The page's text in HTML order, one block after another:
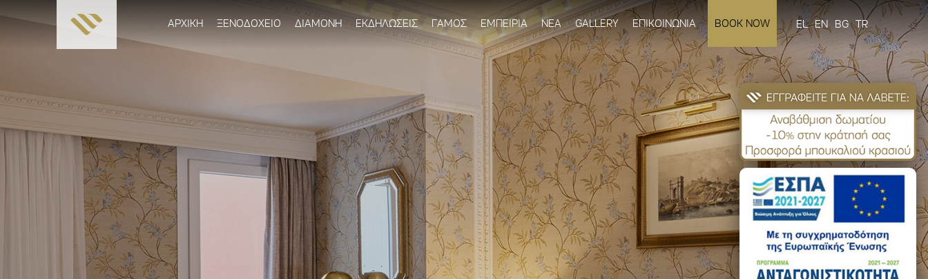
Παράκαμψη
προς το
κυρίως
περιεχόμενο
ΑΡΧΙΚΗ ΞΕΝΟΔΟΧΕΙΟ ΔΙΑΜΟΝΗ ΕΚΔΗΛΩΣΕΙΣ ΓΑΜΟΣ ΕΜΠΕΙΡΙΑ ΝΕΑ GALLERY ΕΠΙΚΟΙΝΩΝΙΑ BOOK NOW EL EN BG TR